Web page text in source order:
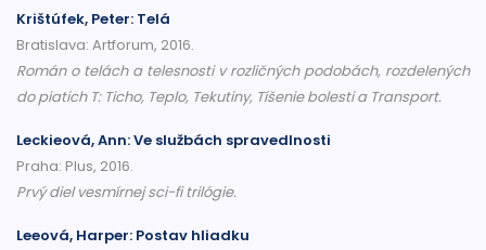
Krištúfek, Peter: Telá
Bratislava: Artforum, 2016.
Román o telách a telesnosti v rozličných podobách, rozdelených
do piatich T: Ticho, Teplo, Tekutiny, Tíšenie bolesti a Transport.
Leckieová, Ann: Ve službách spravedlnosti
Praha: Plus, 2016.
Prvý diel vesmírnej sci-fi trilógie.
Leeová, Harper: Postav hliadku